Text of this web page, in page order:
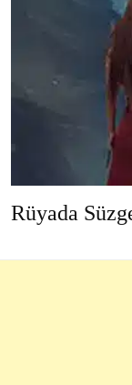
Rüyada